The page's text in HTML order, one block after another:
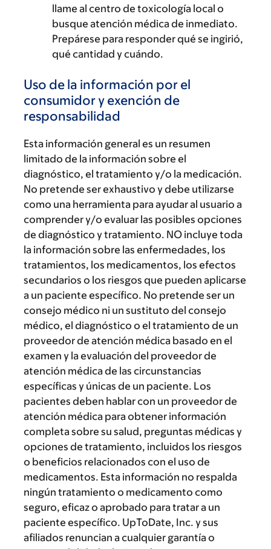
llame al centro de toxicología local o
busque atención médica de inmediato.
Prepárese para responder qué se ingirió,
qué cantidad y cuándo.
Uso de la información por el
consumidor y exención de
responsabilidad
Esta información general es un resumen
limitado de la información sobre el
diagnóstico, el tratamiento y/o la medicación.
No pretende ser exhaustivo y debe utilizarse
como una herramienta para ayudar al usuario a
comprender y/o evaluar las posibles opciones
de diagnóstico y tratamiento. NO incluye toda
la información sobre las enfermedades, los
tratamientos, los medicamentos, los efectos
secundarios o los riesgos que pueden aplicarse
a un paciente específico. No pretende ser un
consejo médico ni un sustituto del consejo
médico, el diagnóstico o el tratamiento de un
proveedor de atención médica basado en el
examen y la evaluación del proveedor de
atención médica de las circunstancias
específicas y únicas de un paciente. Los
pacientes deben hablar con un proveedor de
atención médica para obtener información
completa sobre su salud, preguntas médicas y
opciones de tratamiento, incluidos los riesgos
o beneficios relacionados con el uso de
medicamentos. Esta información no respalda
ningún tratamiento o medicamento como
seguro, eficaz o aprobado para tratar a un
paciente específico. UpToDate, Inc. y sus
afiliados renuncian a cualquier garantía o